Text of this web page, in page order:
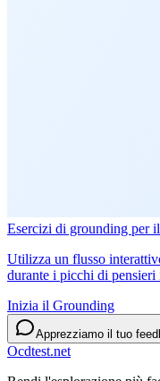
Esercizi di grounding per
Utilizza un flusso
durante i picchi di pensieri
Inizia il Grounding
Apprezziamo il tuo
Ocdtest.net